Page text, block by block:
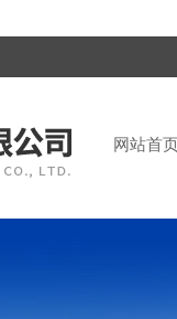
网站首